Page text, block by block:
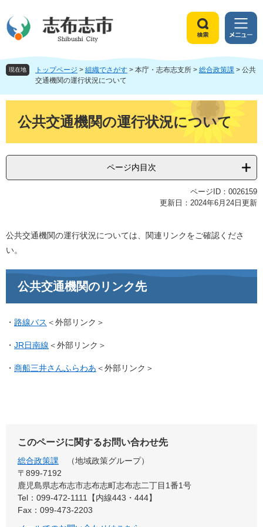
ジ
頭
ュ
飛
へ
索
メ
ニ
ュ
ー
現在地 トップページ > 組織でさがす > 本庁・志布志支所 > 総合政策課 > 公共
交通機関の運行状況について
公共交通機関の運行状況について
ページ内目次
ページID：0026159
更新日：2024年6月24日更新
公共交通機関の運行状況については、関連リンクをご確認くださ
い。
公共交通機関のリンク先
・ 路線バス ＜外部リンク＞
・ JR日南線 ＜外部リンク＞
・ 商船三井さんふらわあ ＜外部リンク＞
このページに関するお問い合わせ先
総合政策課
地域政策グループ
〒899‐7192
鹿児島県志布志市志布志町志布志二丁目1番1号
Tel：099-472-1111【内線443・444】
Fax：099-473-2203